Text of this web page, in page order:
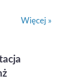
Więcej »